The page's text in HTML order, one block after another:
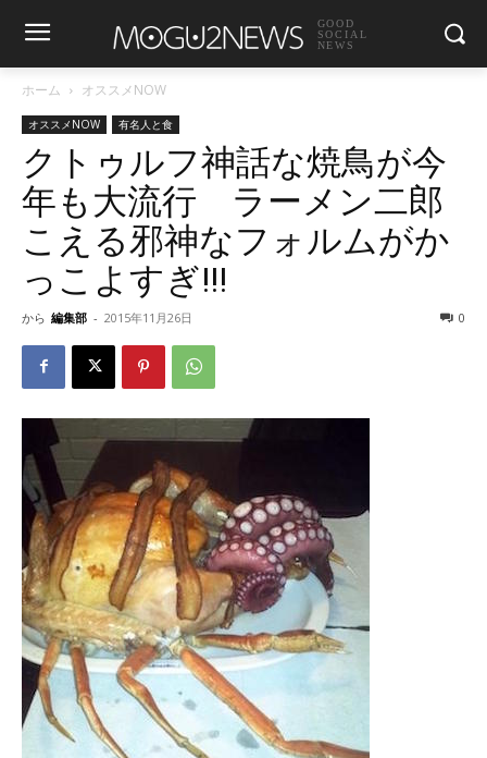
GOOD
SOCIAL
NEWS
ホーム オススメNOW
オススメNOW 有名人と食
クトゥルフ神話な焼鳥が今
年も大流行 ラーメン二郎
こえる邪神なフォルムがか
っこよすぎ!!!
から 編集部 - 2015年11月26日 0